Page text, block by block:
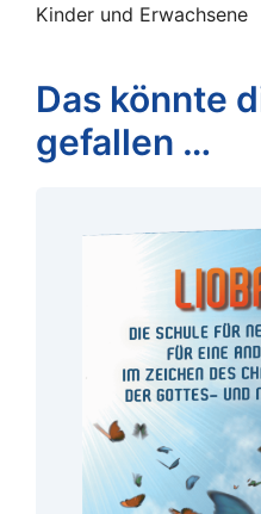
Kinder und Erwachsene
Das könnte
gefallen …